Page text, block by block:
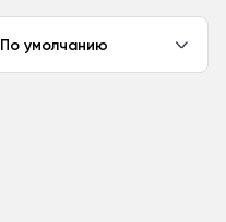
По умолчанию